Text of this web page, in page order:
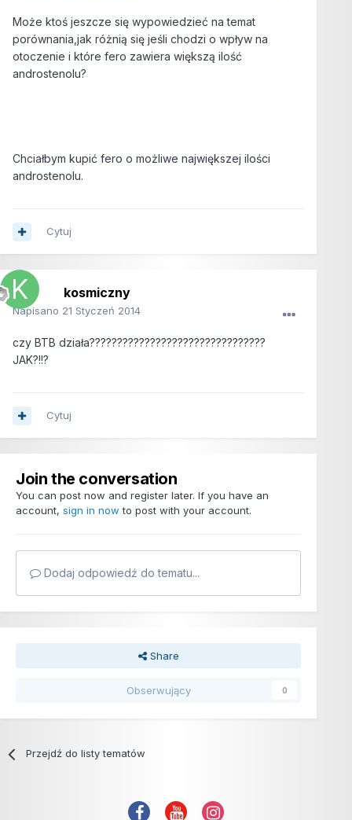
Może ktoś jeszcze się wypowiedzieć na temat
porównania,jak różnią się jeśli chodzi o wpływ na
otoczenie i które fero zawiera większą ilość
androstenolu?
Chciałbym kupić fero o możliwe największej ilości
androstenolu.
Cytuj
kosmiczny
Napisano 21 Styczeń 2014
czy BTB działa????????????????????????????????
JAK?!!?
Cytuj
Join the conversation
You can post now and register later. If you have an
account, sign in now to post with your account.
Dodaj odpowiedź do tematu...
Share
Obserwujący 0
Przejdź do listy tematów